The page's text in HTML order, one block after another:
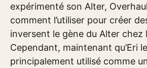
expérimenté son Alter,
comment l’utiliser pour créer
inversent le gène du Alter chez
Cependant, maintenant qu’Eri
principalement utilisé comme